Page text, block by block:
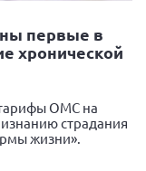
первые в
хронической
ОМС на
страдания
жизни».